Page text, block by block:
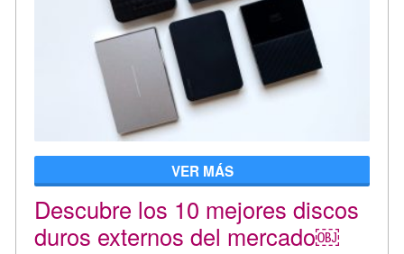
VER MÁS
Descubre los 10 mejores discos
duros externos del mercado￼